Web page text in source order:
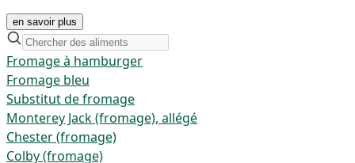
en savoir plus
Fromage à hamburger
Fromage bleu
Substitut de fromage
Monterey Jack (fromage), allégé
Chester (fromage)
Colby (fromage)